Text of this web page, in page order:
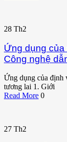
28 Th2
Ứng dụng của
Công nghệ
Ứng dụng của định
tương lai 1. Giới
Read More 0
27 Th2